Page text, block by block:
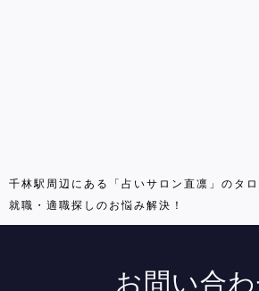
千林駅周辺にある「占いサロン直凛」のタ
就職・適職探しのお悩み解決！
お問い合